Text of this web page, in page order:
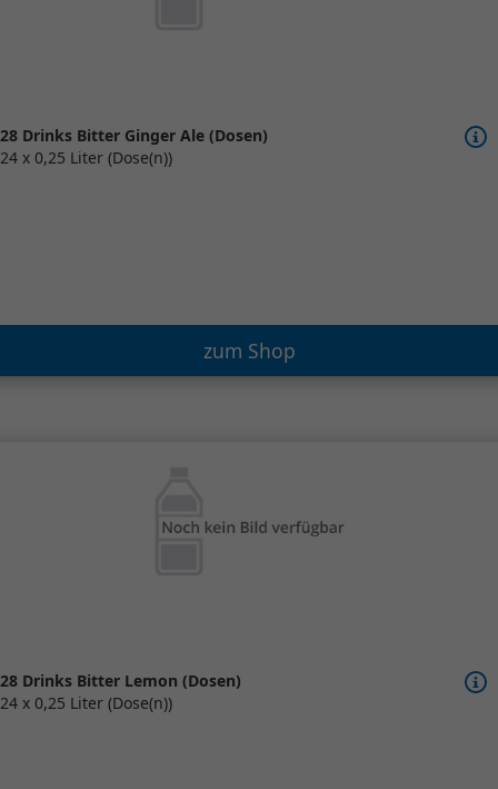
28 Drinks Bitter Ginger Ale (Dosen)
24 x 0,25 Liter (Dose(n))
zum Shop
28 Drinks Bitter Lemon (Dosen)
24 x 0,25 Liter (Dose(n))